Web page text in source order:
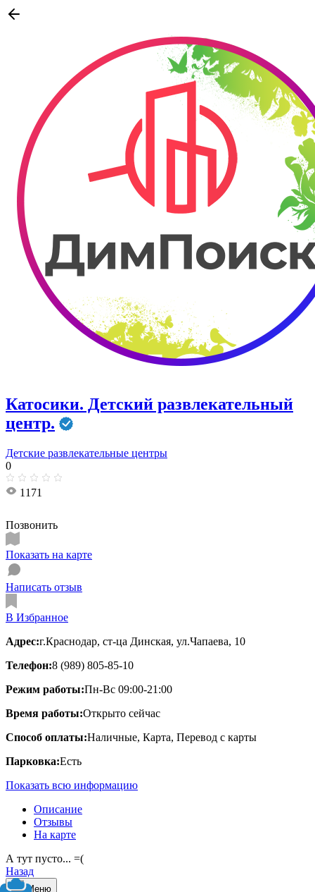
Катосики. Детский развлекательный
центр.
Детские развлекательные центры
0
1171
Позвонить
Показать на карте
Написать отзыв
В Избранное
Адрес:г.Краснодар, ст-ца Динская, ул.Чапаева, 10
Телефон:8 (989) 805-85-10
Режим работы:Пн-Вс 09:00-21:00
Время работы:Открыто сейчас
Способ оплаты:Наличные, Карта, Перевод с карты
Парковка:Есть
Показать всю информацию
Описание
Отзывы
На карте
А тут пусто... =(
Назад
Меню